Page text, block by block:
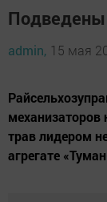
Подведены
admin, 15 мая
механизаторов
трав лидером
агрегате